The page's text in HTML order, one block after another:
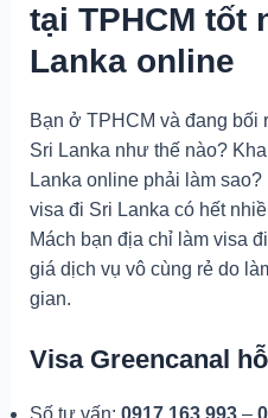
tại TPHCM tốt
Lanka online
Bạn ở TPHCM và đang bối
Sri Lanka như thế nào?
Lanka online phải làm
visa đi Sri Lanka có hết
Mách bạn địa chỉ làm visa
giá dịch vụ vô cùng rẻ do
gian.
Visa Greencanal
Số tư vấn: 0917 163 993 –